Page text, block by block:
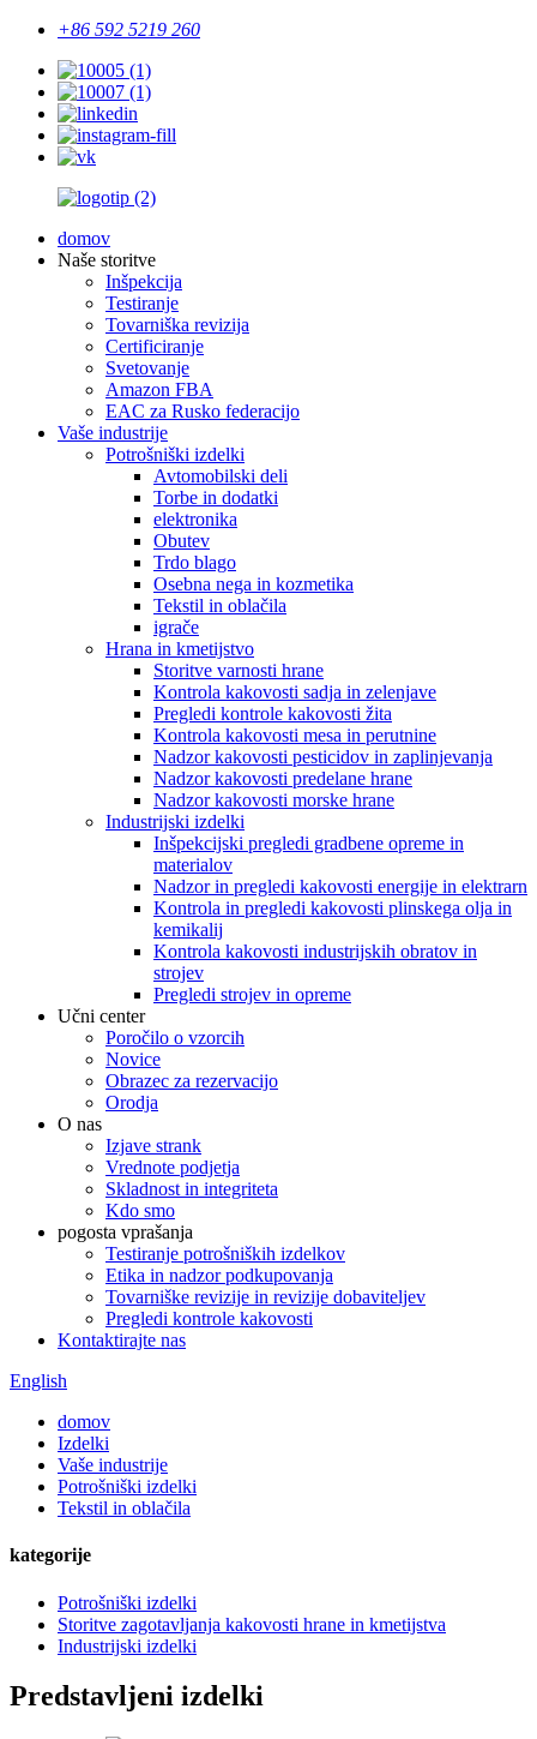
+86 592 5219 260
domov
Naše storitve
Inšpekcija
Testiranje
Tovarniška revizija
Certificiranje
Svetovanje
Amazon FBA
EAC za Rusko federacijo
Vaše industrije
Potrošniški izdelki
Avtomobilski deli
Torbe in dodatki
elektronika
Obutev
Trdo blago
Osebna nega in kozmetika
Tekstil in oblačila
igrače
Hrana in kmetijstvo
Storitve varnosti hrane
Kontrola kakovosti sadja in zelenjave
Pregledi kontrole kakovosti žita
Kontrola kakovosti mesa in perutnine
Nadzor kakovosti pesticidov in zaplinjevanja
Nadzor kakovosti predelane hrane
Nadzor kakovosti morske hrane
Industrijski izdelki
Inšpekcijski pregledi gradbene opreme in
materialov
Nadzor in pregledi kakovosti energije in elektrarn
Kontrola in pregledi kakovosti plinskega olja in
kemikalij
Kontrola kakovosti industrijskih obratov in
strojev
Pregledi strojev in opreme
Učni center
Poročilo o vzorcih
Novice
Obrazec za rezervacijo
Orodja
O nas
Izjave strank
Vrednote podjetja
Skladnost in integriteta
Kdo smo
pogosta vprašanja
Testiranje potrošniških izdelkov
Etika in nadzor podkupovanja
Tovarniške revizije in revizije dobaviteljev
Pregledi kontrole kakovosti
Kontaktirajte nas
English
domov
Izdelki
Vaše industrije
Potrošniški izdelki
Tekstil in oblačila
kategorije
Potrošniški izdelki
Storitve zagotavljanja kakovosti hrane in kmetijstva
Industrijski izdelki
Predstavljeni izdelki